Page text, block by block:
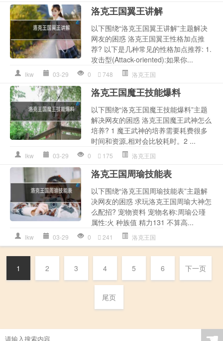
洛克王国翼王讲解
以下围绕“洛克王国翼王讲解”主题解决
网友的困惑 洛克王国翼王性格加点推
荐? 以下是几种常见的性格加点推荐: 1.
攻击型(Attack-oriented):如果你...
lkw 03-29 0 748 洛克王国
洛克王国魔王技能爆料
以下围绕“洛克王国魔王技能爆料”主题
解决网友的困惑 洛克王国魔王武神怎么
培养? 1 魔王武神的培养需要耗费很多
时间和资源,相对会比较耗时。2 ...
lkw 03-29 0 175 洛克王国
洛克王国周瑜技能表
以下围绕“洛克王国周瑜技能表”主题解
决网友的困惑 求玩洛克王国周瑜大神怎
么配招? 宠物资料 宠物名称:周瑜公瑾
属性:火 种族值 精力131 不算高...
lkw 03-29 0 241 洛克王国
1 2 3 4 5 6 下一页
尾页